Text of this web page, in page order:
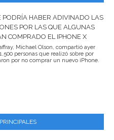
PODRÍA HABER ADIVINADO LAS
POR LAS QUE ALGUNAS
COMPRADO EL IPHONE X
Michael Olson, compartió ayer
personas que realizó sobre por
por no comprar un nuevo iPhone.